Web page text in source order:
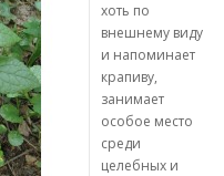
хоть по
внешнему виду
и напоминает
крапиву,
занимает
особое место
среди
целебных и